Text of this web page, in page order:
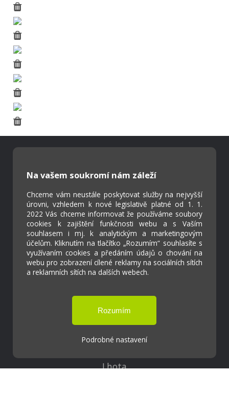
Na vašem soukromí nám záleží
Chceme vám neustále poskytovat služby na nejvyšší
úrovni, vzhledem k nové legislativě platné od 1. 1.
2022 Vás chceme informovat že používáme soubory
cookies k zajištění funkčnosti webu a s Vaším
souhlasem i mj. k analytickým a marketingovým
účelům. Kliknutím na tlačítko „Rozumím“ souhlasíte s
využívaním cookies a předáním údajů o chování na
webu pro zobrazení cílené reklamy na sociálních sítích
a reklamních sítích na dalších webech.
Podrobné nastavení
Škola Online
Strava.cz
Kontakty
Projekty
Virtuální prohlídka
Cookies
Přihlášení
Lhota